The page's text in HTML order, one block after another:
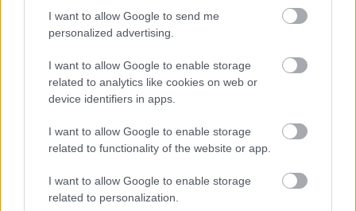
I want to allow Google to send me
personalized advertising.
I want to allow Google to enable storage
related to analytics like cookies on web or
device identifiers in apps.
I want to allow Google to enable storage
related to functionality of the website or app.
I want to allow Google to enable storage
related to personalization.
2
2
4
2
Szaknévsori tagok száma ebben a kategóriában: 69